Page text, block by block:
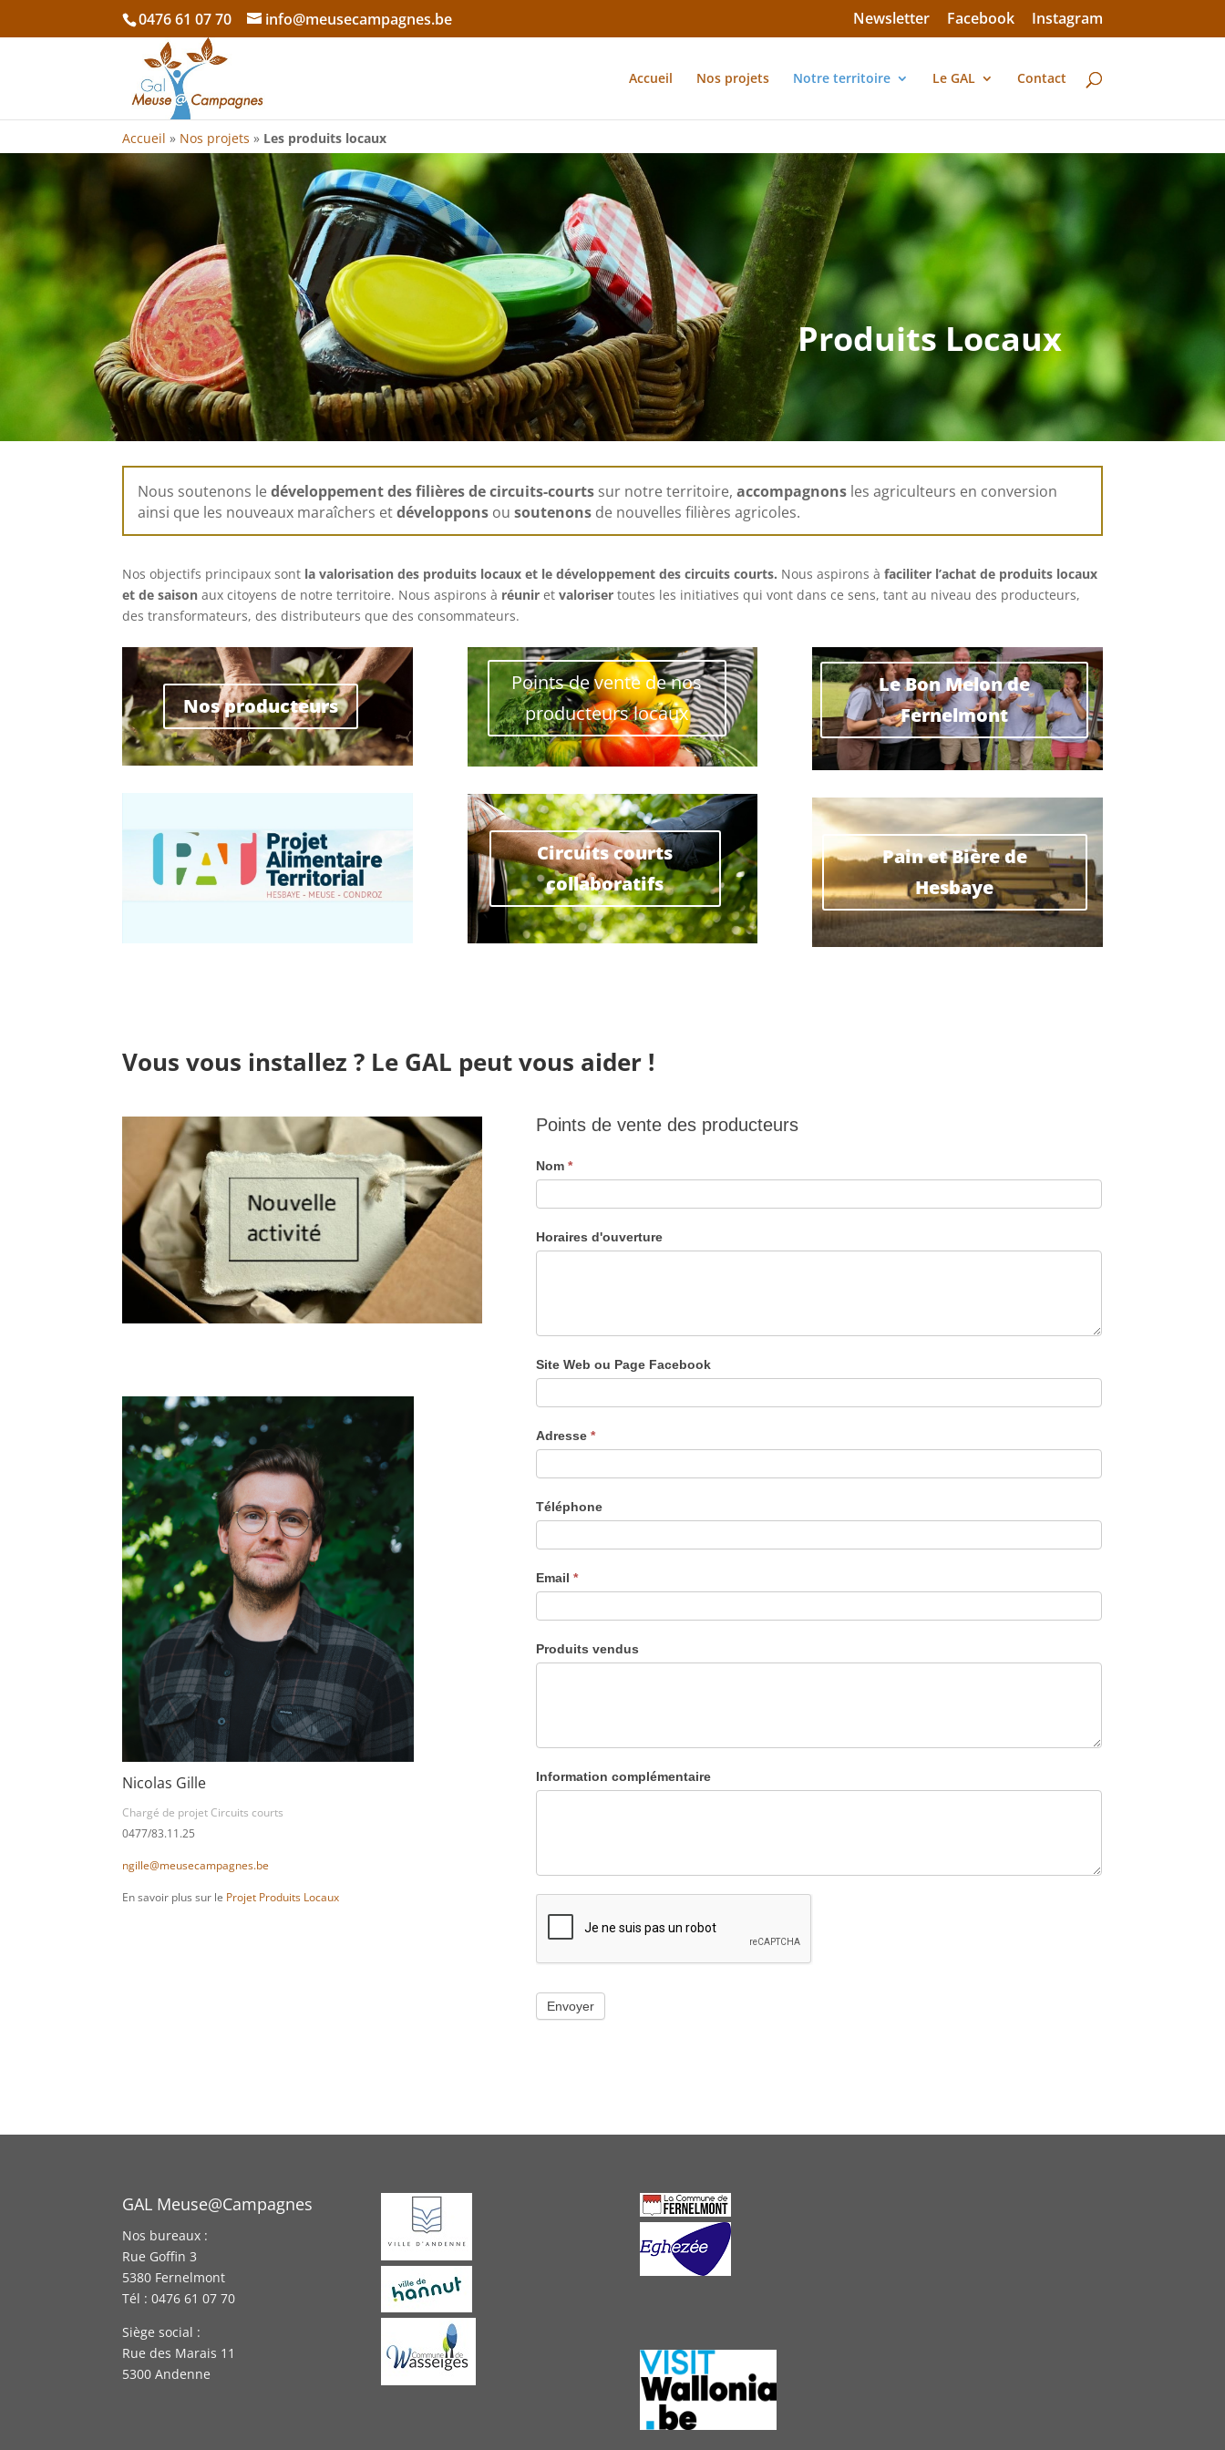
0476 61 07 70 info@meusecampagnes.be Newsletter Facebook Instagram
Accueil Nos projets Notre territoire Le GAL Contact
Accueil » Nos projets » Les produits locaux
Produits Locaux
Nous soutenons ledéveloppement des filières de circuits-courts sur notre territoire,accompagnons les agriculteurs en conversion
ainsi que les nouveaux maraîchers etdéveloppons ousoutenons de nouvelles filières agricoles.
Nos objectifs principaux sont la valorisation des produits locaux et le développement des circuits courts. Nous aspirons àfaciliter l’achat de produits locaux
et de saison aux citoyens de notre territoire. Nous aspirons à réunir et valorisertoutes les initiatives qui vont dans ce sens, tant au niveau des producteurs,
des transformateurs, des distributeurs que des consommateurs.
Nos producteurs
Points de vente de nos
producteurs locaux
Circuits courts
collaboratifs
Le Bon Melon de
Fernelmont
Pain et Bière de
Hesbaye
Vous vous installez ? Le GAL peut vous aider !
Nicolas Gille
Chargé de projet Circuits courts
0477/83.11.25
ngille@meusecampagnes.be
En savoir plus sur le Projet Produits Locaux
de
des
Points de vente des producteurs
Nom*
Horaires d'ouverture
Site Web ou Page Facebook
Adresse*
Téléphone
Email*
Produits vendus
Information complémentaire
Envoyer
GAL Meuse@Campagnes
Nos bureaux :
Rue Goffin 3
5380 Fernelmont
Tél : 0476 61 07 70
Siège social :
Rue des Marais 11
5300 Andenne